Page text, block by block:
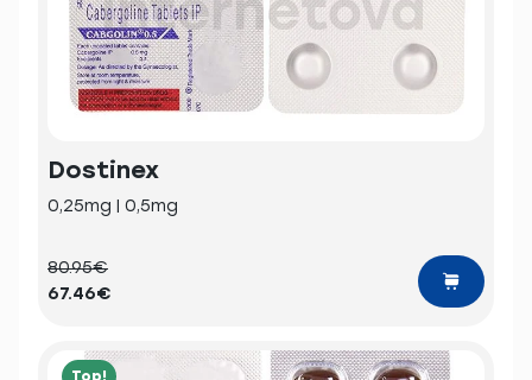
Dostinex
0,25mg | 0,5mg
80.95€
67.46€
Top!